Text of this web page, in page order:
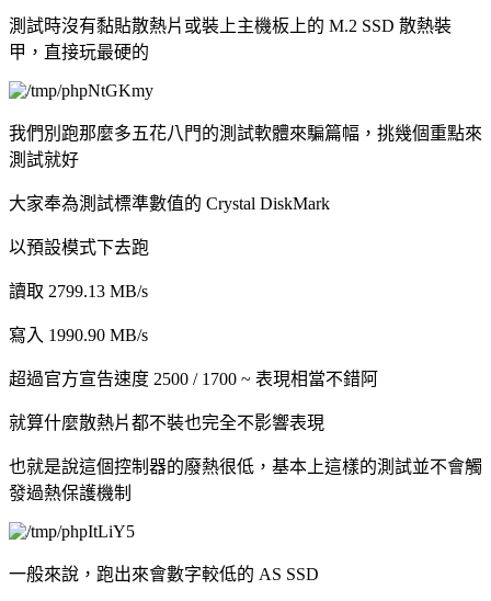
測試時沒有黏貼散熱片或裝上主機板上的 M.2 SSD 散熱裝
甲，直接玩最硬的
我們別跑那麼多五花八門的測試軟體來騙篇幅，挑幾個重點來
測試就好
大家奉為測試標準數值的 Crystal DiskMark
以預設模式下去跑
讀取 2799.13 MB/s
寫入 1990.90 MB/s
超過官方宣告速度 2500 / 1700 ~ 表現相當不錯阿
就算什麼散熱片都不裝也完全不影響表現
也就是說這個控制器的廢熱很低，基本上這樣的測試並不會觸
發過熱保護機制
一般來說，跑出來會數字較低的 AS SSD